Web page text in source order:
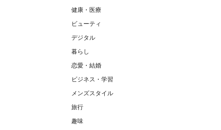
健康・医療
ビューティ
デジタル
暮らし
恋愛・結婚
ビジネス・学習
メンズスタイル
旅行
趣味